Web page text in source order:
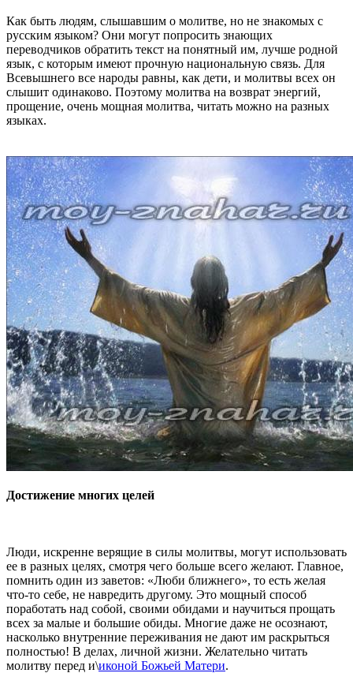
Как быть людям, слышавшим о молитве, но не знакомых с
русским языком? Они могут попросить знающих
переводчиков обратить текст на понятный им, лучше родной
язык, с которым имеют прочную национальную связь. Для
Всевышнего все народы равны, как дети, и молитвы всех он
слышит одинаково. Поэтому молитва на возврат энергий,
прощение, очень мощная молитва, читать можно на разных
языках.
Достижение многих целей
Люди, искренне верящие в силы молитвы, могут использовать
ее в разных целях, смотря чего больше всего желают. Главное,
помнить один из заветов: «Люби ближнего», то есть желая
что-то себе, не навредить другому. Это мощный способ
поработать над собой, своими обидами и научиться прощать
всех за малые и большие обиды. Многие даже не осознают,
насколько внутренние переживания не дают им раскрыться
полностью! В делах, личной жизни. Желательно читать
молитву перед и\иконой Божьей Матери.